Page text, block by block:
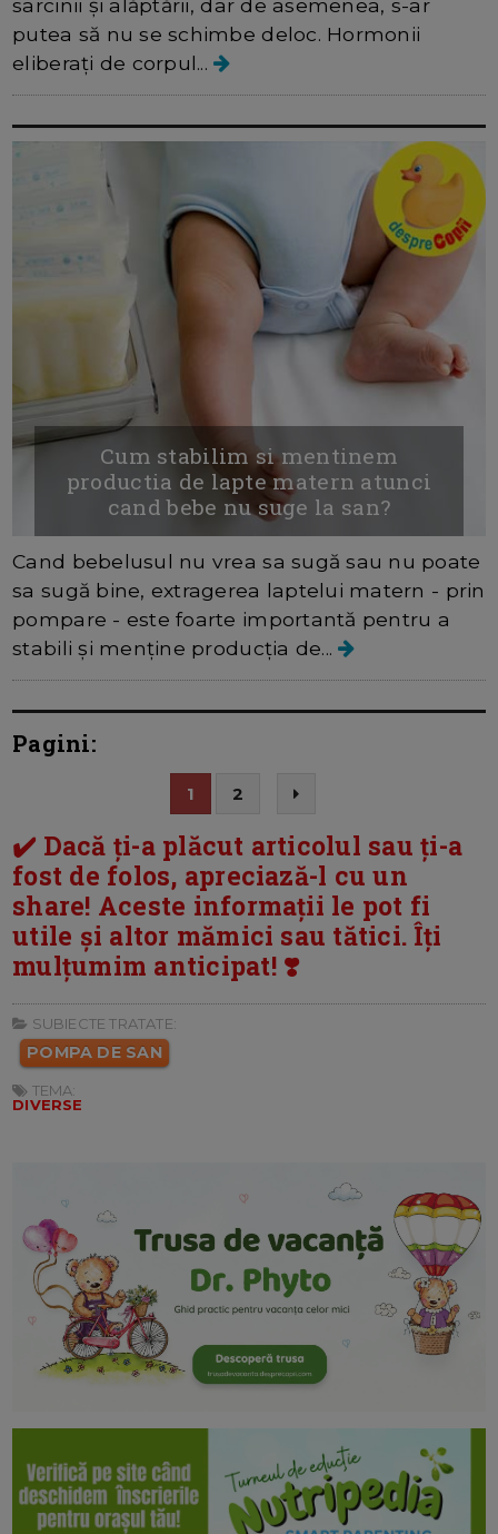
putea să nu se schimbe deloc. Hormonii
eliberați de corpul...
Cum stabilim si mentinem
productia de lapte matern atunci
cand bebe nu suge la san?
Cand bebelusul nu vrea sa sugă sau nu poate
sa sugă bine, extragerea laptelui matern - prin
pompare - este foarte importantă pentru a
stabili și menține producția de...
Pagini:
1 2
✔️ Dacă ți-a plăcut articolul sau ți-a
fost de folos, apreciază-l cu un
share! Aceste informații le pot fi
utile și altor mămici sau tătici. Îți
mulțumim anticipat! ❣️
SUBIECTE TRATATE:
POMPA DE SAN
TEMA:
DIVERSE